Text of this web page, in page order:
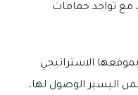
مع تواجد حمامات
الاستراتيجي
اليسير الوصول لها،